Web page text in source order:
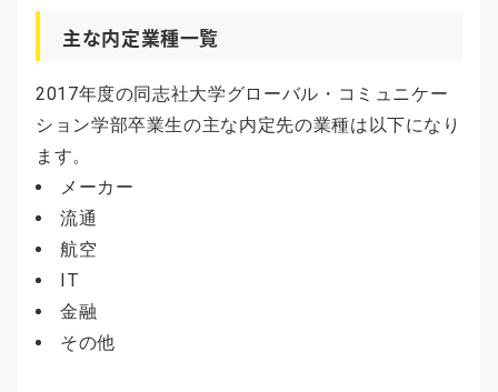
主な内定業種一覧
2017年度の同志社大学グローバル・コミュニケー
ション学部卒業生の主な内定先の業種は以下になり
ます。
メーカー
流通
航空
IT
金融
その他